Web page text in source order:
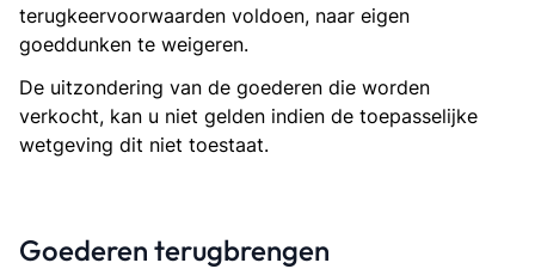
terugkeervoorwaarden voldoen, naar eigen
goeddunken te weigeren.
De uitzondering van de goederen die worden
verkocht, kan u niet gelden indien de toepasselijke
wetgeving dit niet toestaat.
Goederen terugbrengen